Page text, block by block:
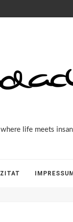
where life meets
ZITAT IMPRESSUM